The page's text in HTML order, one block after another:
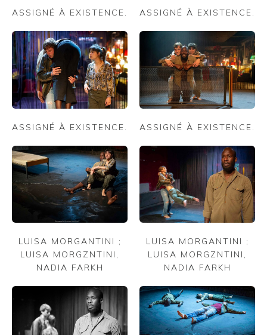
ASSIGNÉ À EXISTENCE. ASSIGNÉ À EXISTENCE.
ASSIGNÉ À EXISTENCE. ASSIGNÉ À EXISTENCE.
LUISA MORGANTINI ;
LUISA MORGZNTINI,
NADIA FARKH
LUISA MORGANTINI ;
LUISA MORGZNTINI,
NADIA FARKH